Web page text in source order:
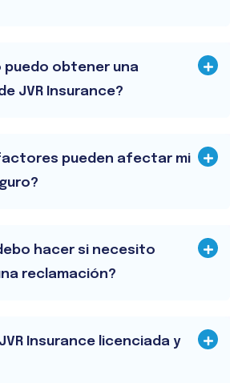
puedo obtener una
JVR Insurance?
pueden afectar mi
hacer si necesito
reclamación?
Insurance licenciada y